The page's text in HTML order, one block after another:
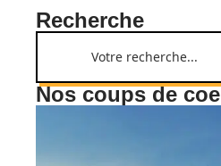
Recherche
Nos coups de